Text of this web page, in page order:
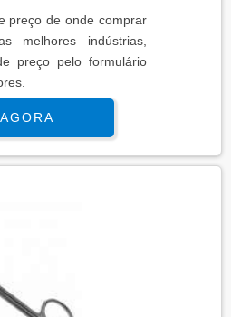
preço de onde comprar
melhores indústrias,
preço pelo formulário